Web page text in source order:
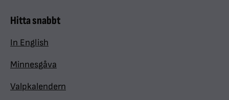
Hitta snabbt
In English
Minnesgåva
Valpkalendern